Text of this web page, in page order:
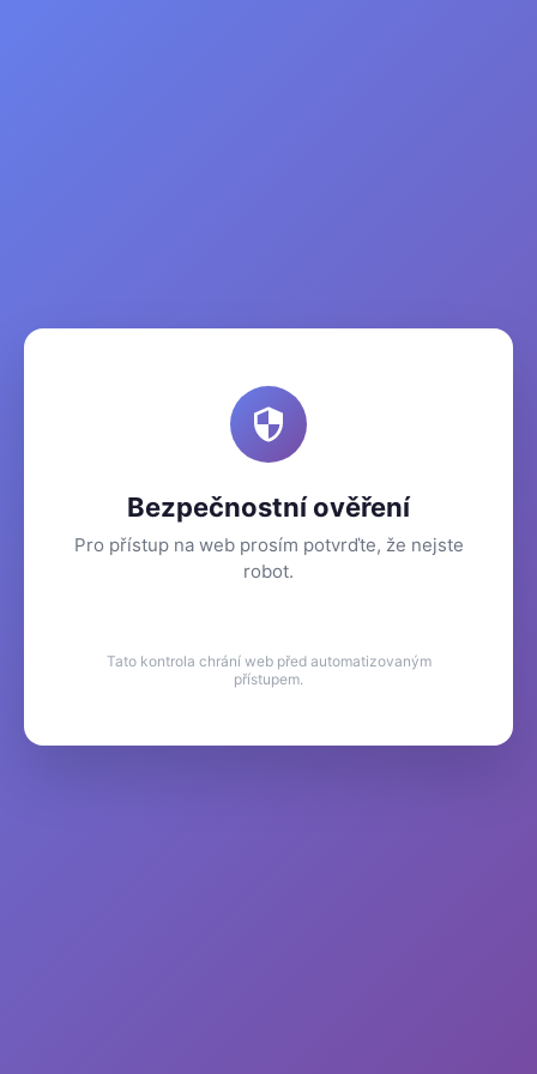
Bezpečnostní ověření
Pro přístup na web prosím potvrďte, že nejste
robot.
Tato kontrola chrání web před automatizovaným
přístupem.